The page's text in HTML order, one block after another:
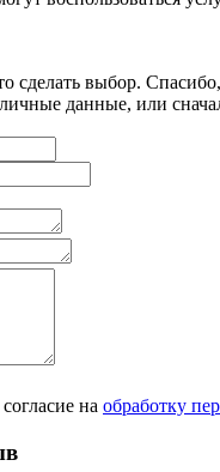
сделать выбор.
данные, или
на обработку